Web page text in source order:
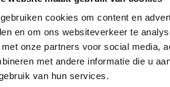
cookies om content en
en om ons websiteverkeer te
onze partners voor social media,
met andere informatie die u
van hun services.
Privacyverklaring
Voorwaarden Events